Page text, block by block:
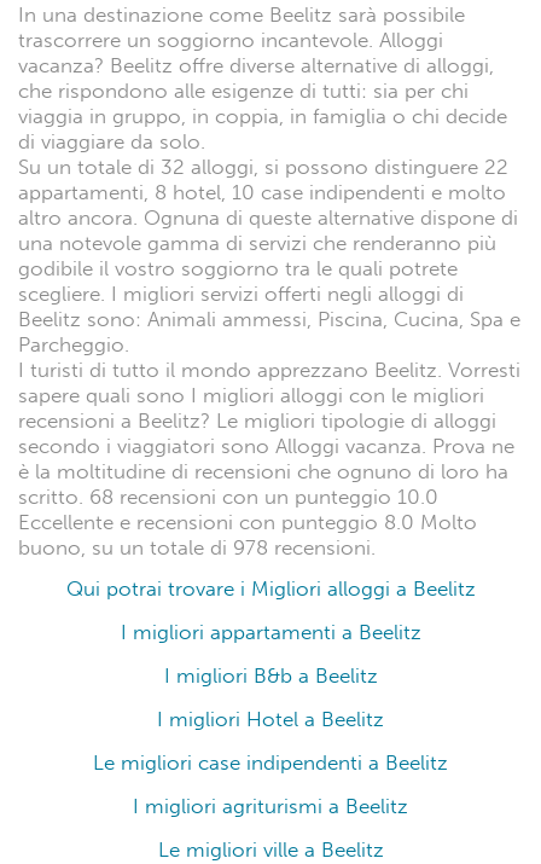
In una destinazione come Beelitz sarà possibile
trascorrere un soggiorno incantevole. Alloggi
vacanza? Beelitz offre diverse alternative di alloggi,
che rispondono alle esigenze di tutti: sia per chi
viaggia in gruppo, in coppia, in famiglia o chi decide
di viaggiare da solo.
Su un totale di 32 alloggi, si possono distinguere 22
appartamenti, 8 hotel, 10 case indipendenti e molto
altro ancora. Ognuna di queste alternative dispone di
una notevole gamma di servizi che renderanno più
godibile il vostro soggiorno tra le quali potrete
scegliere. I migliori servizi offerti negli alloggi di
Beelitz sono: Animali ammessi, Piscina, Cucina, Spa e
Parcheggio.
I turisti di tutto il mondo apprezzano Beelitz. Vorresti
sapere quali sono I migliori alloggi con le migliori
recensioni a Beelitz? Le migliori tipologie di alloggi
secondo i viaggiatori sono Alloggi vacanza. Prova ne
è la moltitudine di recensioni che ognuno di loro ha
scritto. 68 recensioni con un punteggio 10.0
Eccellente e recensioni con punteggio 8.0 Molto
buono, su un totale di 978 recensioni.
Qui potrai trovare i Migliori alloggi a Beelitz
I migliori appartamenti a Beelitz
I migliori B&b a Beelitz
I migliori Hotel a Beelitz
Le migliori case indipendenti a Beelitz
I migliori agriturismi a Beelitz
Le migliori ville a Beelitz